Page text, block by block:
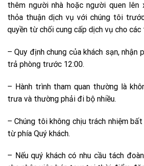
thêm người nhà hoặc người quen lên
thỏa thuận dịch vụ với chúng tôi
quyền từ chối cung cấp dịch vụ cho
– Quy định chung của khách sạn, nhận
trả phòng trước 12:00.
– Hành trình tham quan thường là
trưa và thường phải đi bộ nhiều.
– Chúng tôi không chịu trách nhiệm
từ phía Quý khách.
– Nếu quý khách có nhu cầu tách